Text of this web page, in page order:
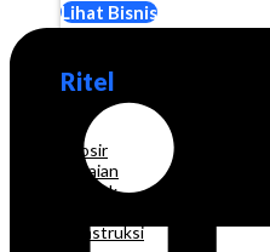
Lihat Bisnis
Ritel
Grosir
Pakaian
Apotek
Konstruksi